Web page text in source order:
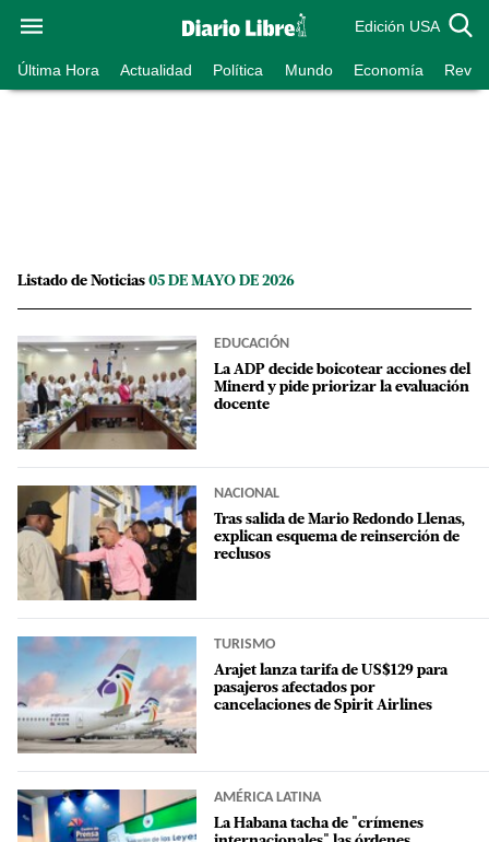
Edición USA
Última Hora Actualidad Política Mundo Economía
Listado de Noticias 05 DE MAYO DE 2026
EDUCACIÓN
La ADP decide boicotear acciones del
Minerd y pide priorizar la evaluación
docente
NACIONAL
Tras salida de Mario Redondo Llenas,
explican esquema de reinserción de
reclusos
TURISMO
Arajet lanza tarifa de US$129 para
pasajeros afectados por
cancelaciones de Spirit Airlines
AMÉRICA LATINA
La Habana tacha de "crímenes